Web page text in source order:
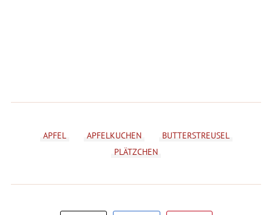
APFEL APFELKUCHEN
BUTTERSTREUSEL
PLÄTZCHEN